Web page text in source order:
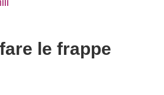
le frappe